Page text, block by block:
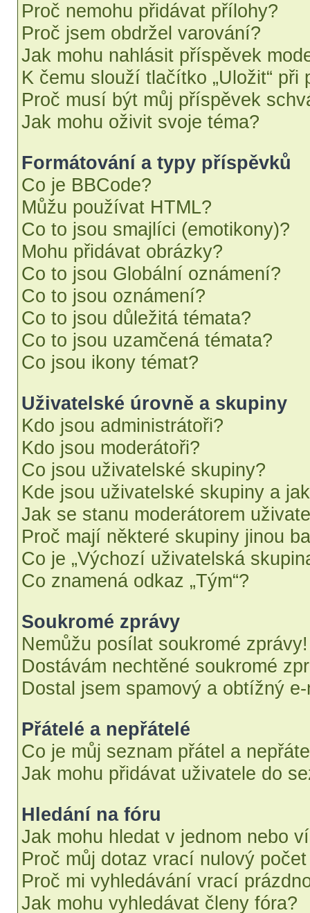
Proč nemohu přidávat přílohy?
Proč jsem obdržel varování?
Jak mohu nahlásit příspěvek
K čemu slouží tlačítko „Uložit“
Proč musí být můj příspěvek
Jak mohu oživit svoje téma?
Formátování a typy příspěvků
Co je BBCode?
Můžu používat HTML?
Co to jsou smajlíci (emotikony)?
Mohu přidávat obrázky?
Co to jsou Globální oznámení?
Co to jsou oznámení?
Co to jsou důležitá témata?
Co to jsou uzamčená témata?
Co jsou ikony témat?
Uživatelské úrovně a skupiny
Kdo jsou administrátoři?
Kdo jsou moderátoři?
Co jsou uživatelské skupiny?
Kde jsou uživatelské skupiny a
Jak se stanu moderátorem
Proč mají některé skupiny jinou
Co je „Výchozí uživatelská
Co znamená odkaz „Tým“?
Soukromé zprávy
Nemůžu posílat soukromé zprávy!
Dostávám nechtěné soukromé
Dostal jsem spamový a obtížný
Přátelé a nepřátelé
Co je můj seznam přátel a
Jak mohu přidávat uživatele do
Hledání na fóru
Jak mohu hledat v jednom nebo
Proč můj dotaz vrací nulový
Proč mi vyhledávání vrací
Jak mohu vyhledávat členy fóra?